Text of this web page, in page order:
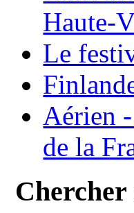
Haute-
Le
Aérien
de la
Chercher